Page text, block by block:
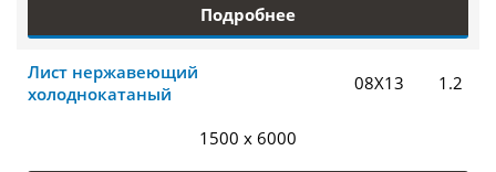
Подробнее
Лист нержавеющий
холоднокатаный
08Х13 1.2
1500 x 6000